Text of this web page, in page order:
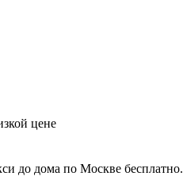
цене
до дома по Москве бесплатно.